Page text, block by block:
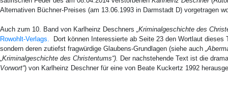
Alternativen Büchner-Preises (am 13.06.1993 in Darmstadt D) vorgetragen
Auch zum 10. Band von Karlheinz Deschners „Kriminalgeschichte des
Rowohlt-Verlags.
Dort können Interessierte ab Seite 23 den Wortlaut
sondern deren zutiefst fragwürdige Glaubens-Grundlagen (siehe auch
„Kriminalgeschichte des Christentums“). Der nachstehende Text ist die
Vorwort“) von Karlheinz Deschner für eine von Beate Kuckertz 1992